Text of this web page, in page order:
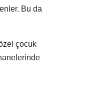
Bu da
çocuk